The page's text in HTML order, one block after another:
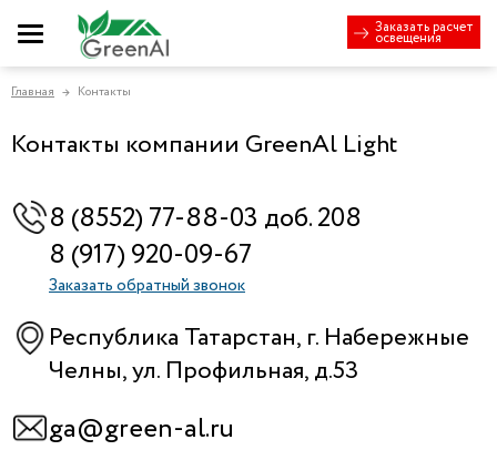
Заказать расчет
освещения
Главная → Контакты
Контакты компании GreenAl Light
8 (8552) 77-88-03 доб. 208
8 (917) 920-09-67
Заказать обратный звонок
Республика Татарстан, г. Набережные
Челны, ул. Профильная, д.53
ga@green-al.ru